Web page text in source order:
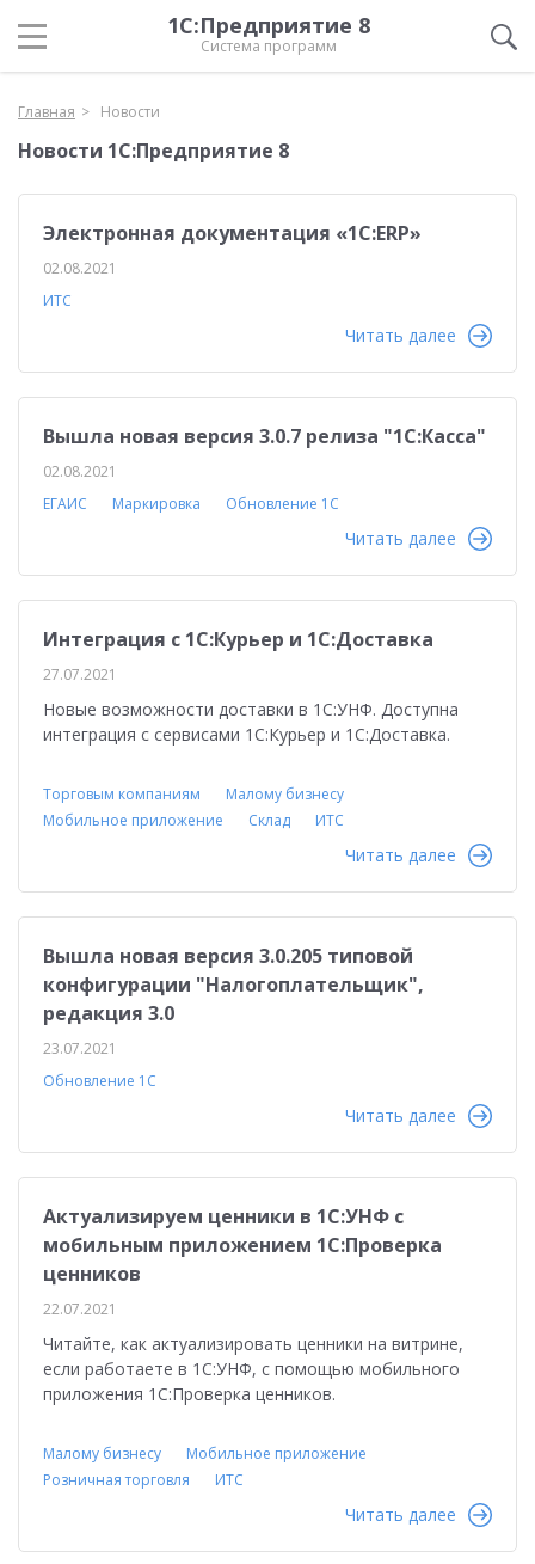
1С:Предприятие 8
Система программ
Главная Новости
Новости 1С:Предприятие 8
Электронная документация «1С:ERP»
02.08.2021
ИТС
Читать далее
Вышла новая версия 3.0.7 релиза "1С:Касса"
02.08.2021
ЕГАИС
Маркировка Обновление 1С
Читать далее
Интеграция с 1С:Курьер и 1С:Доставка
27.07.2021
Новые возможности доставки в 1С:УНФ. Доступна
интеграция с сервисами 1С:Курьер и 1С:Доставка.
Торговым компаниям
Малому бизнесу
Мобильное приложение
Склад ИТС
Читать далее
Вышла новая версия 3.0.205 типовой
конфигурации "Налогоплательщик",
редакция 3.0
23.07.2021
Обновление 1С
Читать далее
Актуализируем ценники в 1С:УНФ с
мобильным приложением 1С:Проверка
ценников
22.07.2021
Читайте, как актуализировать ценники на витрине,
если работаете в 1С:УНФ, с помощью мобильного
приложения 1С:Проверка ценников.
Малому бизнесу
Мобильное приложение
Розничная торговля
ИТС
Читать далее